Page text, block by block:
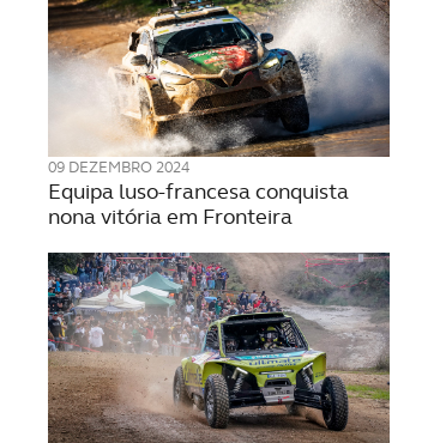
09 DEZEMBRO 2024
Equipa luso-francesa conquista
nona vitória em Fronteira